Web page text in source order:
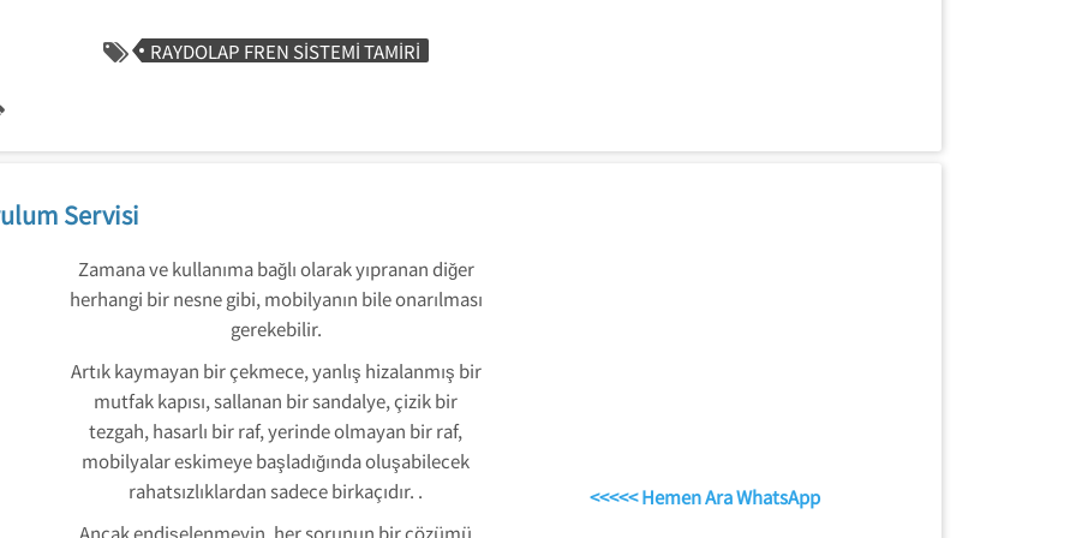
RAYDOLAP FREN SISTEMI TAMIRI
Servisi
Zamana ve kullanıma bağlı olarak yıpranan diğer
herhangi bir nesne gibi, mobilyanın bile onarılması
gerekebilir.
Artık kaymayan bir çekmece, yanlış hizalanmış bir
mutfak kapısı, sallanan bir sandalye, çizik bir
tezgah, hasarlı bir raf, yerinde olmayan bir raf,
mobilyalar eskimeye başladığında oluşabilecek
rahatsızlıklardan sadece birkaçıdır. .
Ancak endişelenmeyin, her sorunun bir çözümü
<<<<< Hemen Ara WhatsApp